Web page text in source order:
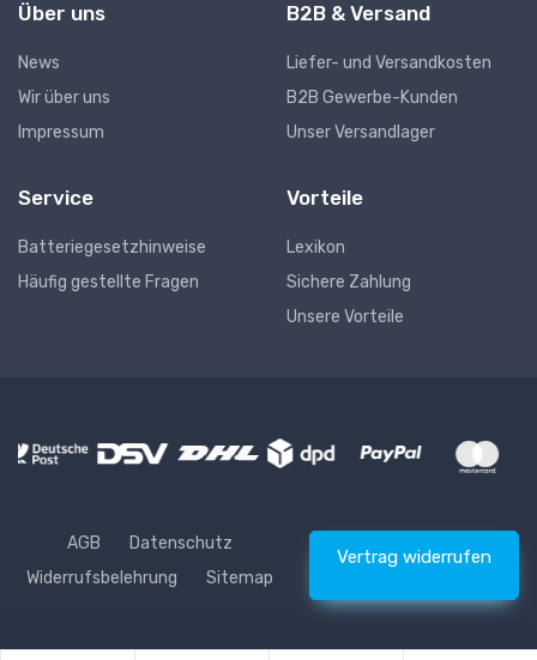
Über uns
News
Wir über uns
Impressum
B2B & Versand
Liefer- und Versandkosten
B2B Gewerbe-Kunden
Unser Versandlager
Service
Batteriegesetzhinweise
Häufig gestellte Fragen
Vorteile
Lexikon
Sichere Zahlung
Unsere Vorteile
AGB
Datenschutz
Widerrufsbelehrung
Sitemap
Vertrag widerrufen